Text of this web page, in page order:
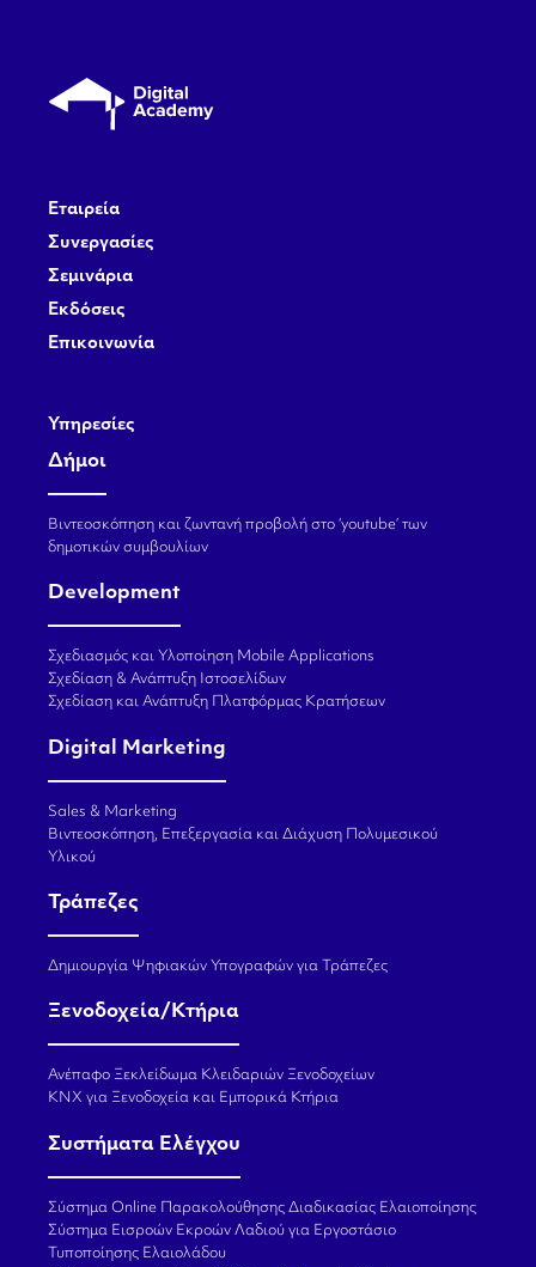
Εταιρεία
Συνεργασίες
Σεμινάρια
Εκδόσεις
Επικοινωνία
Υπηρεσίες
Δήμοι
Βιντεοσκόπηση και ζωντανή προβολή στο ‘youtube’ των
δημοτικών συμβουλίων
Development
Σχεδιασμός και Υλοποίηση Mobile Applications
Σχεδίαση & Ανάπτυξη Ιστοσελίδων
Σχεδίαση και Ανάπτυξη Πλατφόρμας Κρατήσεων
Digital Marketing
Sales & Marketing
Βιντεοσκόπηση, Επεξεργασία και Διάχυση Πολυμεσικού
Υλικού
Τράπεζες
Δημιουργία Ψηφιακών Υπογραφών για Τράπεζες
Ξενοδοχεία/Κτήρια
Ανέπαφο Ξεκλείδωμα Κλειδαριών Ξενοδοχείων
KNX για Ξενοδοχεία και Εμπορικά Κτήρια
Συστήματα Ελέγχου
Σύστημα Online Παρακολούθησης Διαδικασίας Ελαιοποίησης
Σύστημα Εισροών Εκροών Λαδιού για Εργοστάσιο
Τυποποίησης Ελαιολάδου